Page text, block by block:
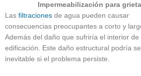
Impermeabilización para
Las filtraciones de agua pueden causar
consecuencias preocupantes a corto y
Además del daño que sufriría el interior de
edificación. Este daño estructural podría
inevitable si el problema persiste.